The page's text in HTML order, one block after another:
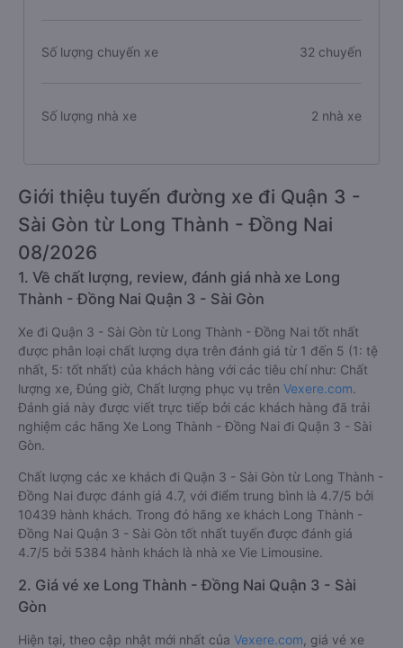
Số lượng chuyến xe 32 chuyến
Số lượng nhà xe 2 nhà xe
Giới thiệu tuyến đường xe đi Quận 3 -
Sài Gòn từ Long Thành - Đồng Nai
08/2026
1. Về chất lượng, review, đánh giá nhà xe Long
Thành - Đồng Nai Quận 3 - Sài Gòn
Xe đi Quận 3 - Sài Gòn từ Long Thành - Đồng Nai tốt nhất
được phân loại chất lượng dựa trên đánh giá từ 1 đến 5 (1: tệ
nhất, 5: tốt nhất) của khách hàng với các tiêu chí như: Chất
lượng xe, Đúng giờ, Chất lượng phục vụ trên Vexere.com.
Đánh giá này được viết trực tiếp bởi các khách hàng đã trải
nghiệm các hãng Xe Long Thành - Đồng Nai đi Quận 3 - Sài
Gòn.
Chất lượng các xe khách đi Quận 3 - Sài Gòn từ Long Thành -
Đồng Nai được đánh giá 4.7, với điểm trung bình là 4.7/5 bởi
10439 hành khách. Trong đó hãng xe khách Long Thành -
Đồng Nai Quận 3 - Sài Gòn tốt nhất tuyến được đánh giá
4.7/5 bởi 5384 hành khách là nhà xe Vie Limousine.
2. Giá vé xe Long Thành - Đồng Nai Quận 3 - Sài
Gòn
Hiện tại, theo cập nhật mới nhất của Vexere.com , giá vé xe